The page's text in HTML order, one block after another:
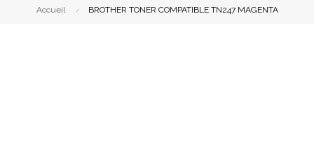
Accueil BROTHER TONER COMPATIBLE TN247 MAGENTA